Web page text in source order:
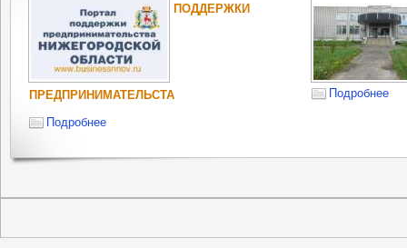
ПОДДЕРЖКИ
ПРЕДПРИНИМАТЕЛЬСТА
Подробнее
Подробнее